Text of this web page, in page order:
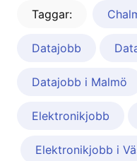
Taggar:
Datajobb
Datajobb i Malmö
Elektronikjobb
Elektronikjobb i